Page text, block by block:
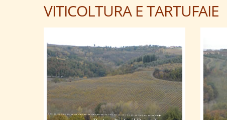
VITICOLTURA E TARTUFAIE